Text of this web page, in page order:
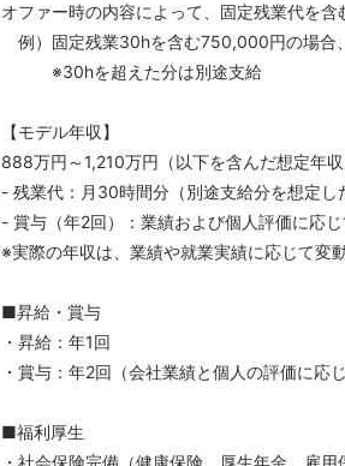
オファー時の内容によって、固定残業代を含
例）固定残業30hを含む750,000円の場合
※30hを超えた分は別途支給
【モデル年収】
888万円～1,210万円（以下を含んだ想定年収
- 残業代：月30時間分（別途支給分を想定し
- 賞与（年2回）：業績および個人評価に応
※実際の年収は、業績や就業実績に応じて変
■昇給・賞与
・昇給：年1回
・賞与：年2回（会社業績と個人の評価に応じ
■福利厚生
・社会保険完備（健康保険、厚生年金、雇用